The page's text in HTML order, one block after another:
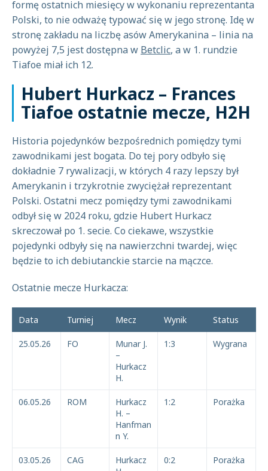
formę ostatnich miesięcy w wykonaniu reprezentanta
Polski, to nie odważę typować się w jego stronę. Idę w
stronę zakładu na liczbę asów Amerykanina – linia na
powyżej 7,5 jest dostępna w Betclic, a w 1. rundzie
Tiafoe miał ich 12.
Hubert Hurkacz – Frances
Tiafoe ostatnie mecze, H2H
Historia pojedynków bezpośrednich pomiędzy tymi
zawodnikami jest bogata. Do tej pory odbyło się
dokładnie 7 rywalizacji, w których 4 razy lepszy był
Amerykanin i trzykrotnie zwyciężał reprezentant
Polski. Ostatni mecz pomiędzy tymi zawodnikami
odbył się w 2024 roku, gdzie Hubert Hurkacz
skreczował po 1. secie. Co ciekawe, wszystkie
pojedynki odbyły się na nawierzchni twardej, więc
będzie to ich debiutanckie starcie na mączce.
Ostatnie mecze Hurkacza:
Data Turniej Mecz Wynik Status
25.05.26 FO
Munar J.
–
Hurkacz
H.
1:3 Wygrana
06.05.26 ROM
Hurkacz
H. –
Hanfman
n Y.
1:2 Porażka
03.05.26 CAG
Hurkacz
0:2 Porażka